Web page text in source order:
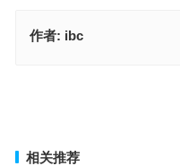
作者: ibc
相关推荐